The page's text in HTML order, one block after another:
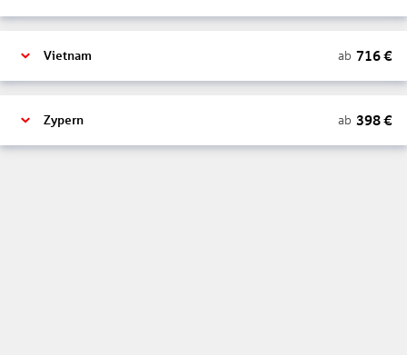
Vietnam ab 716€
Zypern ab 398€